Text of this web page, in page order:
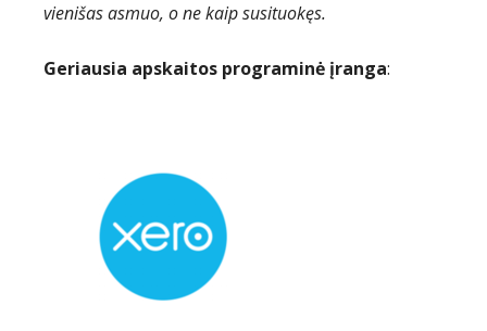
vienišas asmuo, o ne kaip susituokęs.
Geriausia apskaitos programinė įranga: